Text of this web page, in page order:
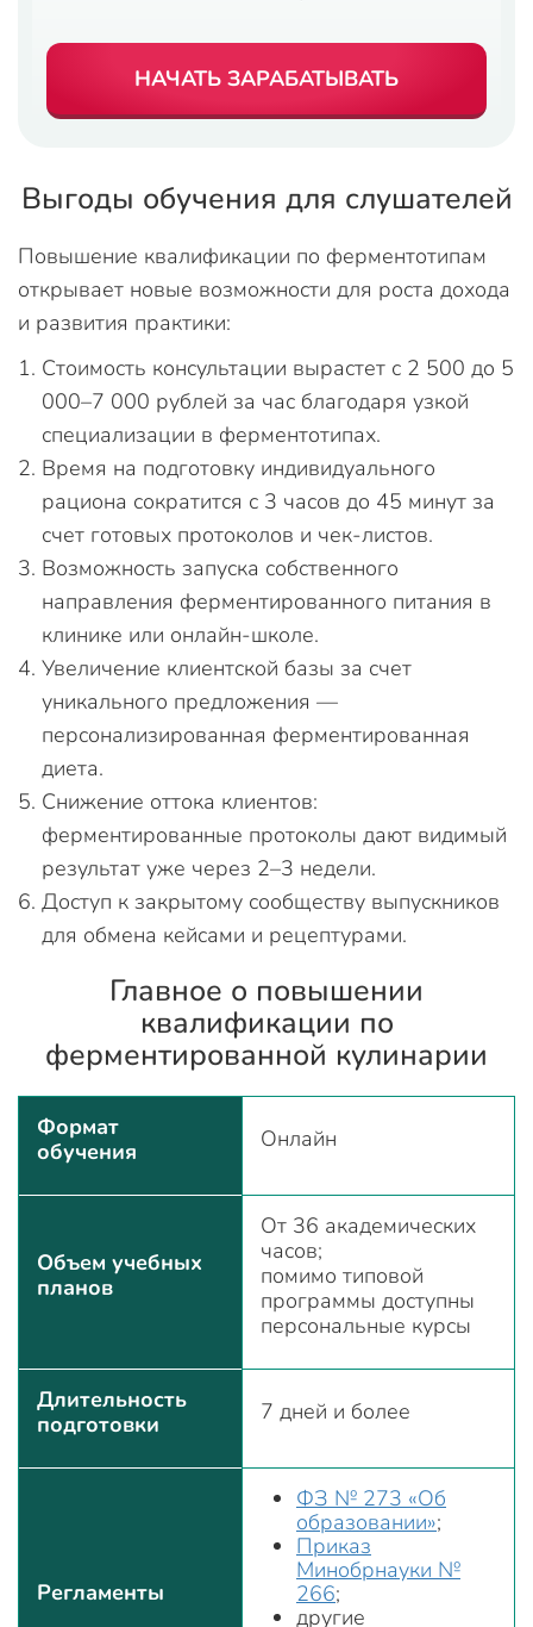
НАЧАТЬ ЗАРАБАТЫВАТЬ
Выгоды обучения для слушателей
Повышение квалификации по ферментотипам
открывает новые возможности для роста дохода
и развития практики:
Стоимость консультации вырастет с 2 500 до 5
000–7 000 рублей за час благодаря узкой
специализации в ферментотипах.
Время на подготовку индивидуального
рациона сократится с 3 часов до 45 минут за
счет готовых протоколов и чек-листов.
Возможность запуска собственного
направления ферментированного питания в
клинике или онлайн-школе.
Увеличение клиентской базы за счет
уникального предложения —
персонализированная ферментированная
диета.
Снижение оттока клиентов:
ферментированные протоколы дают видимый
результат уже через 2–3 недели.
Доступ к закрытому сообществу выпускников
для обмена кейсами и рецептурами.
Главное о повышении
квалификации по
ферментированной кулинарии
Формат
обучения
Онлайн
Объем учебных
планов
От 36 академических
часов;
помимо типовой
программы доступны
персональные курсы
Длительность
подготовки
7 дней и более
Регламенты
ФЗ № 273 «Об
образовании»;
Приказ
Минобрнауки №
266;
другие